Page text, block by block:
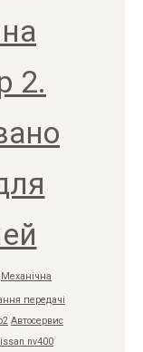
2.
Механічна
передачі
Автосервис
nv400